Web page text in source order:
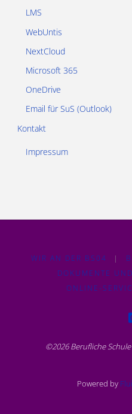
LMS
WebUntis
NextCloud
Microsoft 365
OneDrive
Email für SuS (Outlook)
Kontakt
Impressum
WIR AN DER BS04 |
DOKUMENTE
ONLINE-
©2026 Berufliche
Powered by